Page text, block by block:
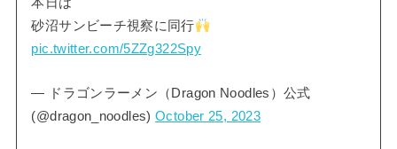
本日は
砂沼サンビーチ視察に同行
pic.twitter.com/5ZZg322Spy
— ドラゴンラーメン（Dragon Noodles）公式
(@dragon_noodles)October 25, 2023